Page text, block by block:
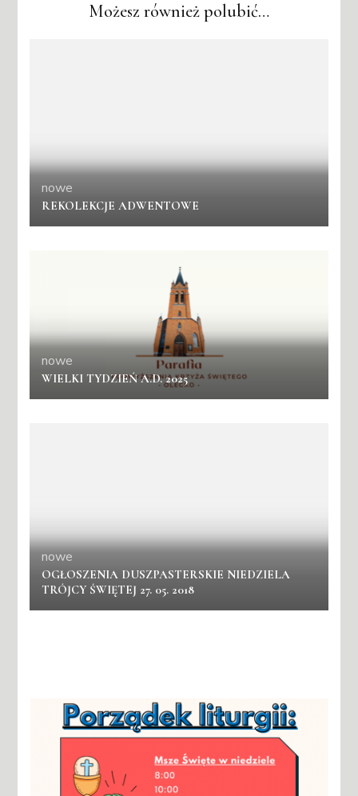
Możesz również polubić…
nowe
REKOLEKCJE ADWENTOWE
nowe
WIELKI TYDZIEŃ A.D. 2025
nowe
OGŁOSZENIA DUSZPASTERSKIE NIEDZIELA
TRÓJCY ŚWIĘTEJ 27. 05. 2018